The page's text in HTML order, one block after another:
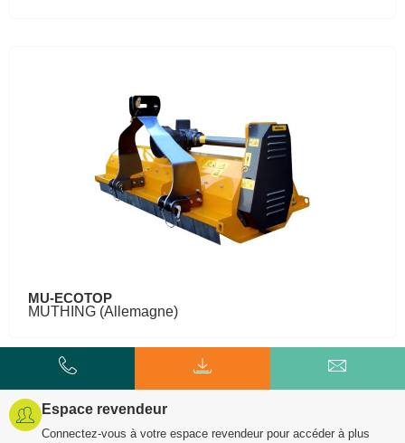
MU-ECOTOP
MUTHING (Allemagne)
Espace revendeur
Connectez-vous à votre espace revendeur pour accéder à plus